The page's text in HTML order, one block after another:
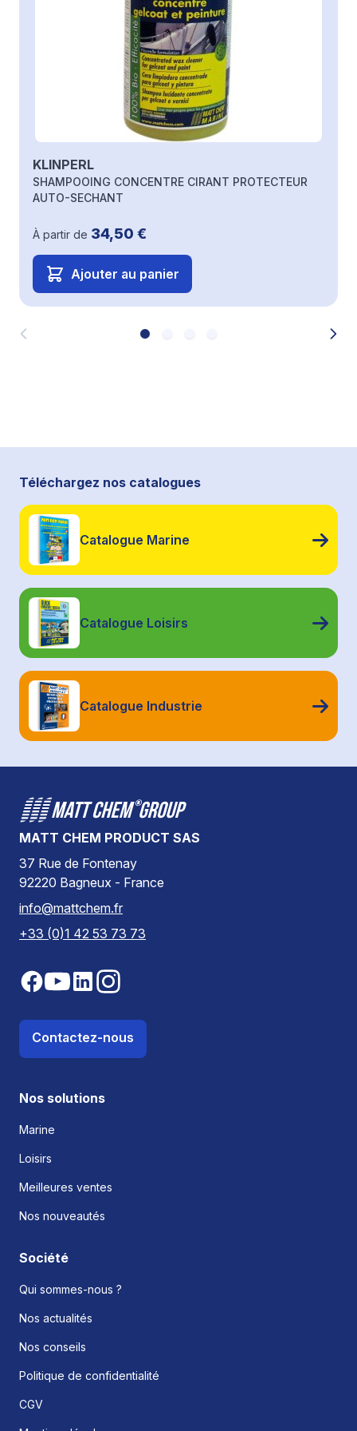
KLINPERL
SHAMPOOING CONCENTRE CIRANT PROTECTEUR
AUTO-SECHANT
À partir de 34,50 €
Ajouter au panier
Téléchargez nos catalogues
Catalogue Marine
Catalogue Loisirs
Catalogue Industrie
MATT CHEM PRODUCT SAS
37 Rue de Fontenay
92220 Bagneux - France
info@mattchem.fr
+33 (0)1 42 53 73 73
Contactez-nous
Nos solutions
Marine
Loisirs
Meilleures ventes
Nos nouveautés
Société
Qui sommes-nous ?
Nos actualités
Nos conseils
Politique de confidentialité
CGV